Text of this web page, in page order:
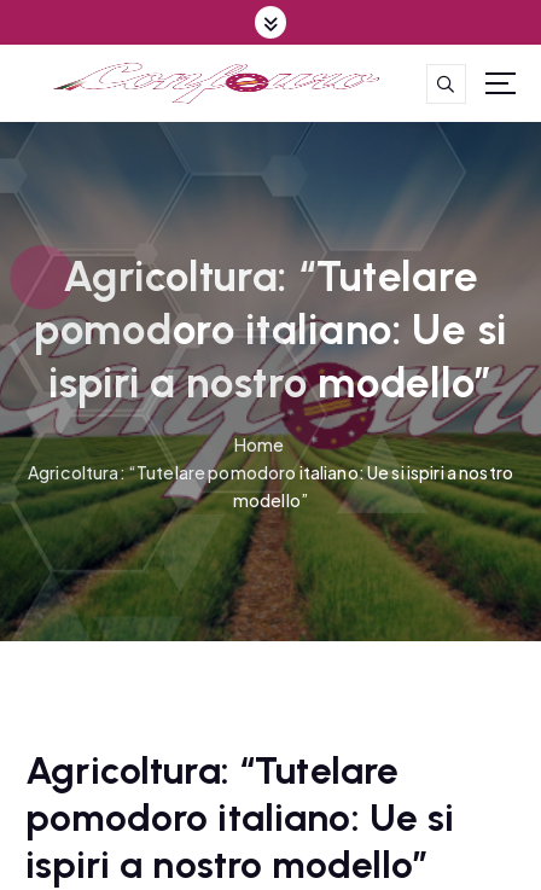
k
t
t
Agricoltura: “Tutelare
pomodoro italiano: Ue si
ispiri a nostro modello”
Home
Agricoltura: “Tutelare pomodoro italiano: Ue si ispiri a nostro
modello”
Agricoltura: “Tutelare
pomodoro italiano: Ue si
ispiri a nostro modello”